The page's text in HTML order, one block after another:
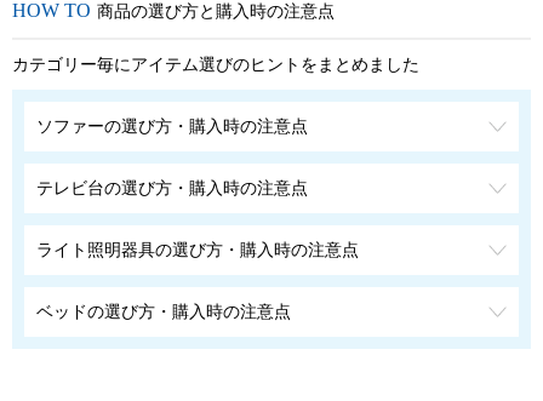
商品の選び方と購入時の注意点
カテゴリー毎にアイテム選びのヒントをまとめました
ソファーの選び方・購入時の注意点
テレビ台の選び方・購入時の注意点
ライト照明器具の選び方・購入時の注意点
ベッドの選び方・購入時の注意点